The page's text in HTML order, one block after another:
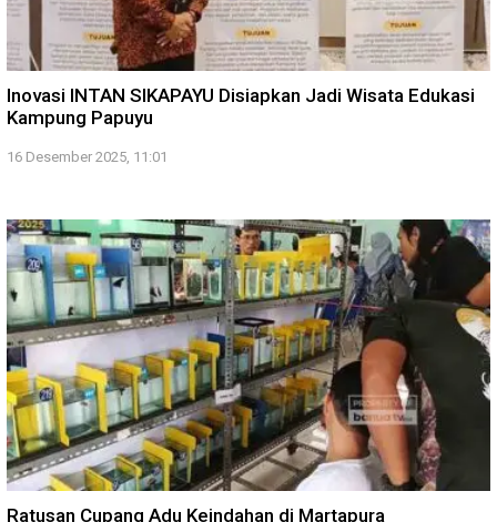
Inovasi INTAN SIKAPAYU Disiapkan Jadi Wisata Edukasi
Kampung Papuyu
16 Desember 2025, 11:01
Ratusan Cupang Adu Keindahan di Martapura